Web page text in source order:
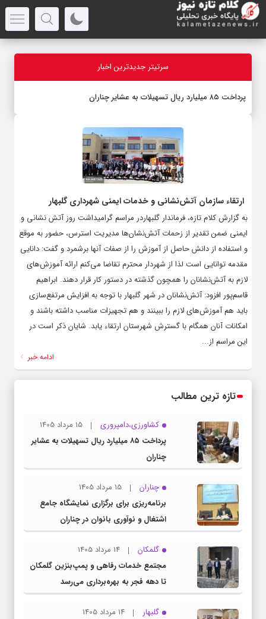
سرتیتر جدیدترین اخبار
پرداخت ۸۵ میلیارد ریال تسهیلات به عشایر چناران
ارتقاء سازمان آتش‌نشانی و خدمات ایمنی شهرداری گلبهار
به گزارش کلام تازه، فرماندار گلبهاردر مراسم گرامیداشت روز آتش نشانی و
ایمنی ضمن تقدیر از زحمات آتش‌نشان‌ها مدیریت استرس، حضور به موقع
و استفاده از دانش حاصل از آموزش را از صفات آنها برشمرد و گفت: دانایی
مقدمه توانایی است لذا از شهردار محترم تقاضا می‌کنم ارائه آموزش‌های
لازم به آتش‌نشانان را همچون گذشته در دستور کار قرار دهند. ابراهیم
قاسم‌پور افزود: آتش‌نشانان در شهر گلبهار با توجه به افزایش مرتفع‌سازی
باید هم آموزش‌های لازم را ببینند و هم تجهیزات مناسب داشته باشند و
امکانات آنان همگام با گسترش شهرستان ارتقاء یابد. شایان ذکر است در
این مراسم از...
ادامه خبر
تازه ترین مطالب
کشاورزی،دامپروری
15 مرداد 1405
پرداخت ۸۵ میلیارد ریال تسهیلات به عشایر
چناران
چناران
15 مرداد 1405
برنامه‌ریزی برای برگزاری نمایشگاه جامع
اشتغال و نوآوری بانوان در چناران
گلمکان
14 مرداد 1405
مجتمع خدمات رفاهی و پمپ‌بنزین گلمکان
تا دهه فجر به بهره‌برداری می‌رسد
گلبهار
14 مرداد 1405